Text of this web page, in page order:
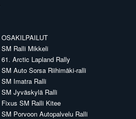
OSAKILPAILUT
SM Ralli Mikkeli
61. Arctic Lapland Rally
SM Auto Sorsa Riihimäki-ralli
SM Imatra Ralli
SM Jyväskylä Ralli
Fixus SM Ralli Kitee
SM Porvoon Autopalvelu Ralli